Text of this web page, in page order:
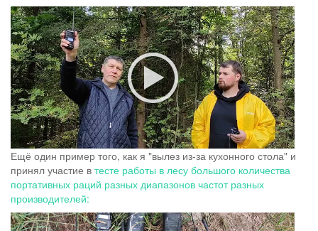
Ещё один пример того, как я "вылез из-за кухонного стола" и
принял участие в тесте работы в лесу большого количества
портативных раций разных диапазонов частот разных
производителей: